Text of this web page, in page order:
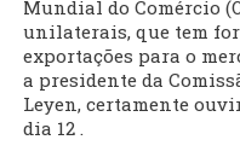
Mundial do Comércio
unilaterais, que tem
exportações para o
a presidente da
Leyen, certamente
dia 12 .